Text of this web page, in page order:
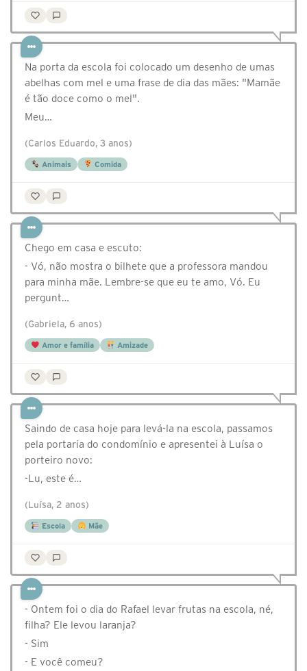
Na porta da escola foi colocado um desenho de umas
abelhas com mel e uma frase de dia das mães: "Mamãe
é tão doce como o mel".
Meu…
(Carlos Eduardo, 3 anos)
Animais Comida
Chego em casa e escuto:
- Vó, não mostra o bilhete que a professora mandou
para minha mãe. Lembre-se que eu te amo, Vó. Eu
pergunt…
(Gabriela, 6 anos)
Amor e família Amizade
Saindo de casa hoje para levá-la na escola, passamos
pela portaria do condomínio e apresentei à Luísa o
porteiro novo:
-Lu, este é…
(Luísa, 2 anos)
Escola Mãe
- Ontem foi o dia do Rafael levar frutas na escola, né,
filha? Ele levou laranja?
- Sim
- E você comeu?